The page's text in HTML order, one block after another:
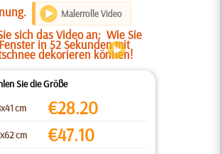
Malerrolle Video
sich das Video an: Wie Sie
in 52 Sekunden mit
dekorieren können!
Sie die Größe
cm
€28.20
cm €47.10